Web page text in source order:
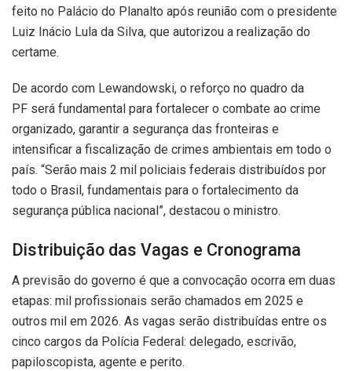
feito no Palácio do Planalto após reunião com o presidente
Luiz Inácio Lula da Silva, que autorizou a realização do
certame.
De acordo com Lewandowski, o reforço no quadro da
PF será fundamental para fortalecer o combate ao crime
organizado, garantir a segurança das fronteiras e
intensificar a fiscalização de crimes ambientais em todo o
país. “Serão mais 2 mil policiais federais distribuídos por
todo o Brasil, fundamentais para o fortalecimento da
segurança pública nacional”, destacou o ministro.
Distribuição das Vagas e Cronograma
A previsão do governo é que a convocação ocorra em duas
etapas: mil profissionais serão chamados em 2025 e
outros mil em 2026. As vagas serão distribuídas entre os
cinco cargos da Polícia Federal: delegado, escrivão,
papiloscopista, agente e perito.